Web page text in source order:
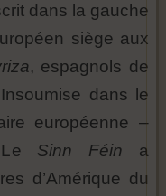
dans la gauche
siège aux
, espagnols de
dans le
européenne –
Le Sinn Féin a
d’Amérique du